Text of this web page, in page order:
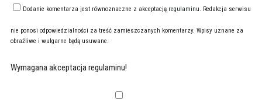
Dodanie komentarza jest równoznaczne z akceptacją regulaminu. Redakcja serwisu
nie ponosi odpowiedzialności za treść zamieszczanych komentarzy. Wpisy uznane za
obraźliwe i wulgarne będą usuwane.
Wymagana akceptacja regulaminu!